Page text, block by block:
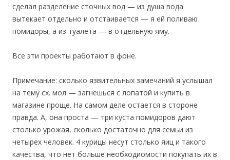
сделал разделение сточных вод — из душа вода
вытекает отдельно и отстаивается — я ей поливаю
помидоры, а из туалета — в отдельную яму.
Все эти проекты работают в фоне.
Примечание: сколько язвительных замечаний я услышал
на тему сх. мол — загнешься с лопатой и купить в
магазине проще. На самом деле остается в стороне
правда. А, она проста — три куста помидоров дают
столько урожая, сколько достаточно для семьи из
четырех человек. 4 курицы несут столько яиц и такого
качества, что нет больше необходиомости покупать их в